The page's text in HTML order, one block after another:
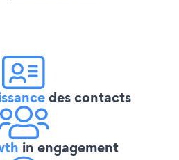
des contacts
in engagement